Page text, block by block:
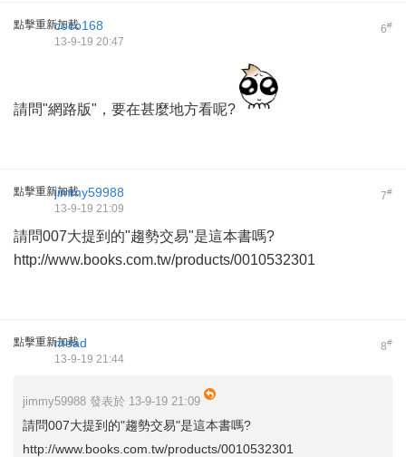
點擊重新加載 6#
coco168
13-9-19 20:47
請問"網路版"，要在甚麼地方看呢?
點擊重新加載 7#
jimmy59988
13-9-19 21:09
請問007大提到的"趨勢交易"是這本書嗎?
http://www.books.com.tw/products/0010532301
點擊重新加載 8#
mead
13-9-19 21:44
jimmy59988 發表於 13-9-19 21:09
請問007大提到的"趨勢交易"是這本書嗎?
http://www.books.com.tw/products/0010532301